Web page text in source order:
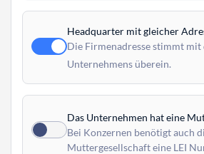
Headquarter mit gleicher
Die Firmenadresse stimmt mit
Unternehmens überein.
Das Unternehmen hat eine
Bei Konzernen benötigt auch
Muttergesellschaft eine LEI